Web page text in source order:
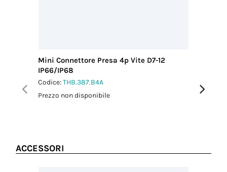
20.00
Lunghezza
sguainatura
conduttore
Mini Connettore Presa 4p Vite D7-12
IP66/IP68
Codice:THB.387.B4A
Prezzo non disponibile
Prezzo
ACCESSORI